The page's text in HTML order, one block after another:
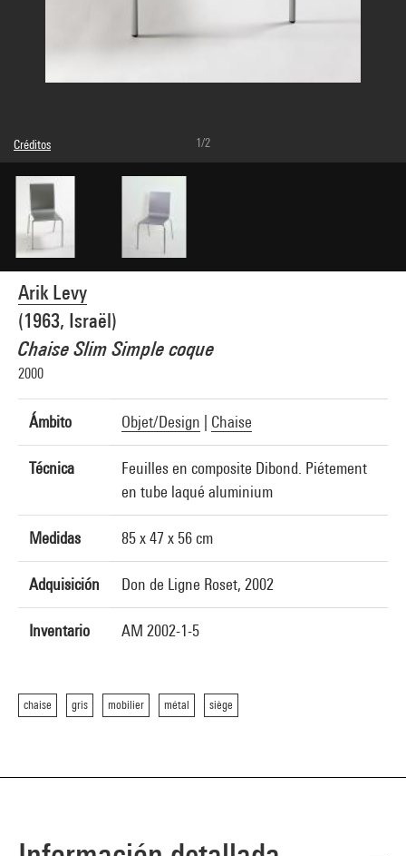
Arik Levy
(1963, Israël)
Chaise Slim Simple coque
2000
Ámbito Objet/Design Chaise
Técnica
Feuilles en composite Dibond. Piétement
en tube laqué aluminium
Medidas 85 x 47 x 56 cm
Adquisición Don de Ligne Roset, 2002
Inventario AM 2002-1-5
chaise gris mobilier métal siège
Créditos
© Arik Levy
Créditos fotográficos : Bertrand Prévost - Centre Pompidou, MNAM-CCI
Referencia de la imagen : 4N40826
1/2